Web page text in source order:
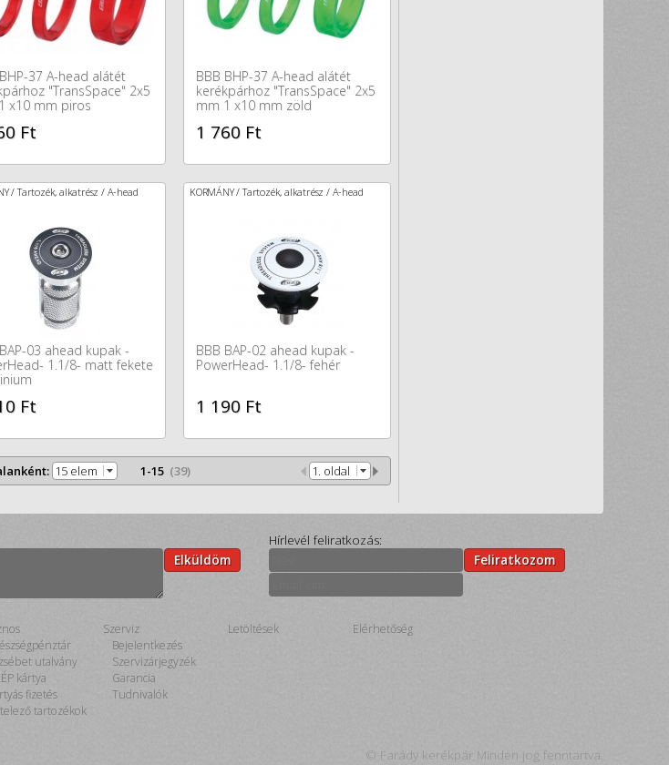
37 A-head alátét
"TransSpace" 2x5
x10 mm piros
Ft
BBB BHP-37 A-head alátét
kerékpárhoz "TransSpace" 2x5
mm 1 x10 mm zöld
1 760 Ft
/ Tartozék, alkatrész / A-head
03 ahead kupak -
1.1/8- matt fekete
Ft
KORMÁNY / Tartozék, alkatrész / A-head
BBB BAP-02 ahead kupak -
PowerHead- 1.1/8- fehér
1 190 Ft
15 elem 1-15 (39) 1. oldal
Elküldöm
Hírlevél feliratkozás:
Feliratkozom
utalvány
kártya
fizetés
tartozékok
Szerviz
Bejelentkezés
Szervizárjegyzék
Garancia
Tudnivalók
Letöltések Elérhetőség
© Farády kerékpár Minden jog fenntartva.